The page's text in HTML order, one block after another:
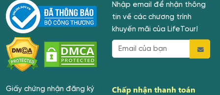
Nhập email để nhận thông
tin về các chương trình
khuyến mãi của LifeTour!
Giấy chứng nhận đăng ký
Chấp nhận thanh toán